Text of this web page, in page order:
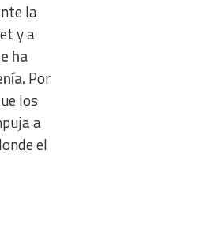
la
y a
ha
Por
los
a
el